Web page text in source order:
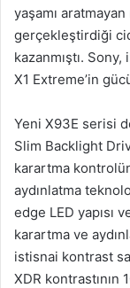
yaşamı
gerçekleştirdiği
kazanmıştı.
X1 Extreme’in
Yeni X93E serisi
Slim Backlight
karartma
aydınlatma
edge LED yapısı
karartma ve
istisnai kontrast
XDR kontrastının